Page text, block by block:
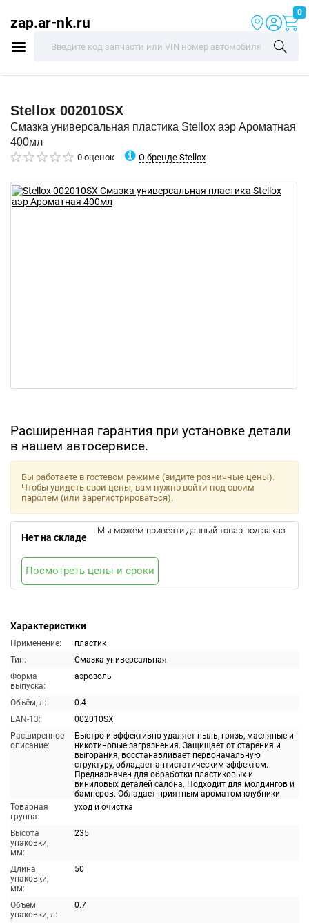
zap.ar-nk.ru
0
Stellox 002010SX
Смазка универсальная пластика Stellox аэр Ароматная
400мл
0 оценок О бренде Stellox
Расширенная гарантия при установке детали
в нашем автосервисе.
Характеристики
Применение:
пластик
Тип:
Смазка универсальная
Форма
выпуска:
аэрозоль
Объём, л:
0.4
EAN-13:
002010SX
Расширенное
описание:
Быстро и эффективно удаляет пыль, грязь, масляные и
никотиновые загрязнения. Защищает от старения и
выгорания, восстанавливает первоначальную
структуру, обладает антистатическим эффектом.
Предназначен для обработки пластиковых и
виниловых деталей салона. Подходит для молдингов и
бамперов. Обладает приятным ароматом клубники.
Товарная
группа:
уход и очистка
Высота
упаковки,
мм:
235
Длина
упаковки,
мм:
50
Объем
упаковки, л:
0.7
Вы работаете в гостевом режиме (видите розничные цены).
Чтобы увидеть свои цены, вам нужно войти под своим
паролем (или зарегистрироваться).
Нет на складе
Мы можем привезти данный товар под заказ.
Посмотреть цены и сроки